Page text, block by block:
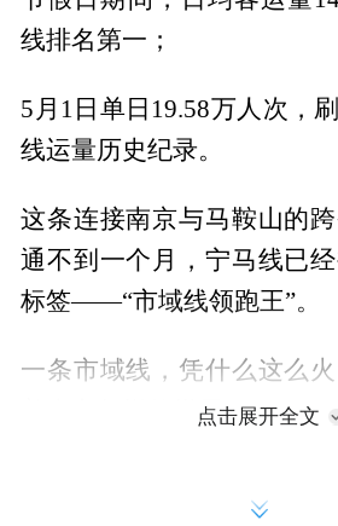
线排名第一；
5月1日单日19.58万人次，
线运量历史纪录。
这条连接南京与马鞍山的
通不到一个月，宁马线已
标签——“市域线领跑王”。
一条市域线，凭什么这么
着南京怎样的棋局？点击展开全文